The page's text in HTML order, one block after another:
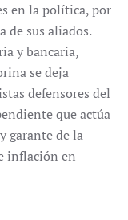
en la política, por
de sus aliados.
y bancaria,
se deja
defensores del
que actúa
garante de la
inflación en